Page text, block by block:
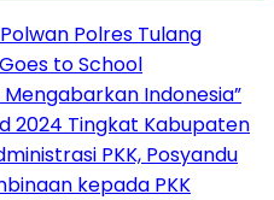
Polres Tulang
to School
Mengabarkan Indonesia”
2024 Tingkat Kabupaten
PKK, Posyandu
kepada PKK